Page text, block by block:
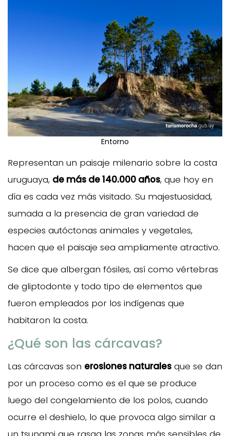
Entorno
Representan un paisaje milenario sobre la costa
uruguaya, de más de 140.000 años, que hoy en
día es cada vez más visitado. Su majestuosidad,
sumada a la presencia de gran variedad de
especies autóctonas animales y vegetales,
hacen que el paisaje sea ampliamente atractivo.
Se dice que albergan fósiles, así como vértebras
de gliptodonte y todo tipo de elementos que
fueron empleados por los indígenas que
habitaron la costa.
¿Qué son las cárcavas?
Las cárcavas son erosiones naturales que se dan
por un proceso como es el que se produce
luego del congelamiento de los polos, cuando
ocurre el deshielo, lo que provoca algo similar a